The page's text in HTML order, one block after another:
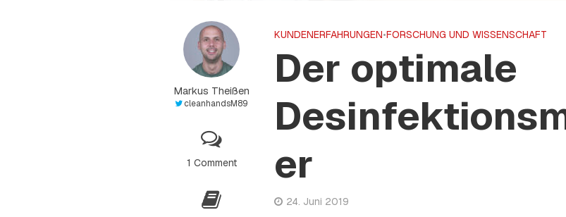
Markus Theißen
cleanhandsM89
1 Comment
KUNDENERFAHRUNGEN•FORSCHUNG UND WISSENSCHAFT
Der optimale
er
24. Juni 2019